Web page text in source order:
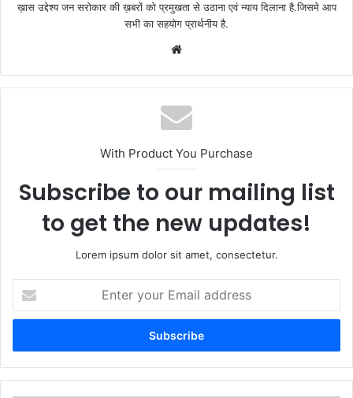
ख़ास उद्देश्य जन सरोकार की ख़बरों को प्रमुखता से उठाना एवं न्याय दिलाना है.जिसमे आप
सभी का सहयोग प्रार्थनीय है.
With Product You Purchase
Subscribe to our mailing list
to get the new updates!
Lorem ipsum dolor sit amet, consectetur.
your
Email